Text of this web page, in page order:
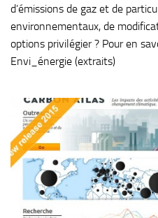
d’émissions de gaz et de
environnementaux, de
options privilégier ? Pour en
Envi_énergie (extraits)